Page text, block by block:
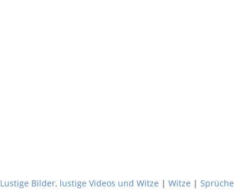
Lustige Bilder, lustige Videos und Witze | Witze | Sprüche